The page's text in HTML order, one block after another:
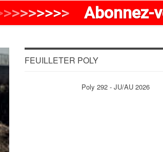
>>> >>> Abonnez-
FEUILLETER POLY
Poly 292 - JU/AU 2026